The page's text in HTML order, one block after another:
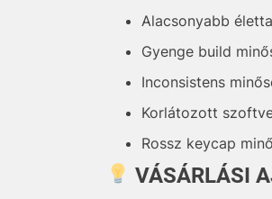
Alacsonyabb
Gyenge build
Inconsistens
Korlátozott
Rossz keycap
VÁSÁRLÁSI